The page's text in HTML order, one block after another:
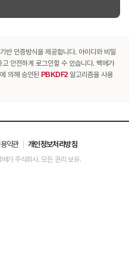
인증방식을 제공합니다. 아이디와 비밀
안전하게 로그인할 수 있습니다. 백메가
의해 승인된 PBKDF2알고리즘을 사용
약관 개인정보처리방침
주식회사. 모든 권리 보유.